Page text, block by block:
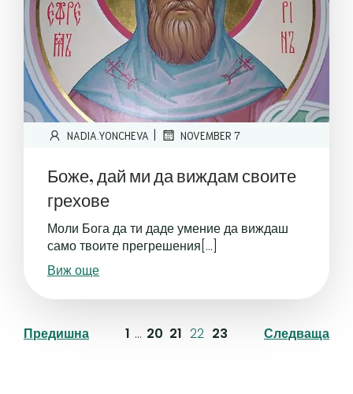
NADIA.YONCHEVA | NOVEMBER 7
Боже, дай ми да виждам своите
грехове
Моли Бога да ти даде умение да виждаш
само твоите прегрешения[…]
Виж още
Предишна 1 … 20 21 22 23 Следваща